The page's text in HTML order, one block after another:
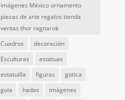
imágenes México ornamento
piezas de arte regalos tienda
ventas thor ragnarok
Cuadros
decoración
Esculturas
estatuas
estatuilla
figuras
gotica
guia
hadas
imágenes